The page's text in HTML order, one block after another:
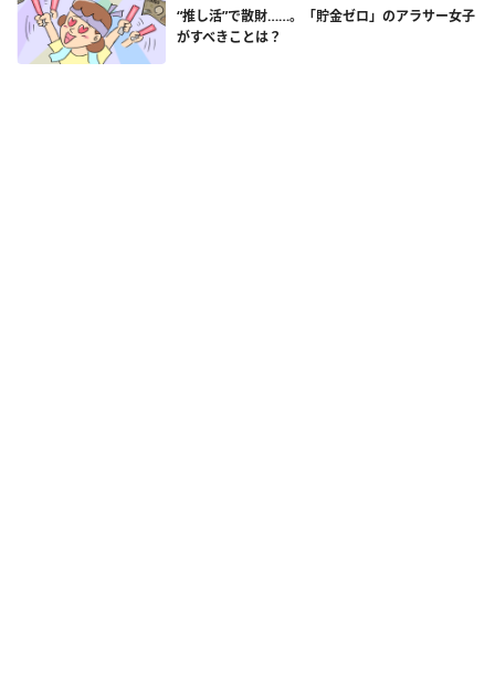
“推し活”で散財……。「貯金ゼロ」のアラサー女子
がすべきことは？